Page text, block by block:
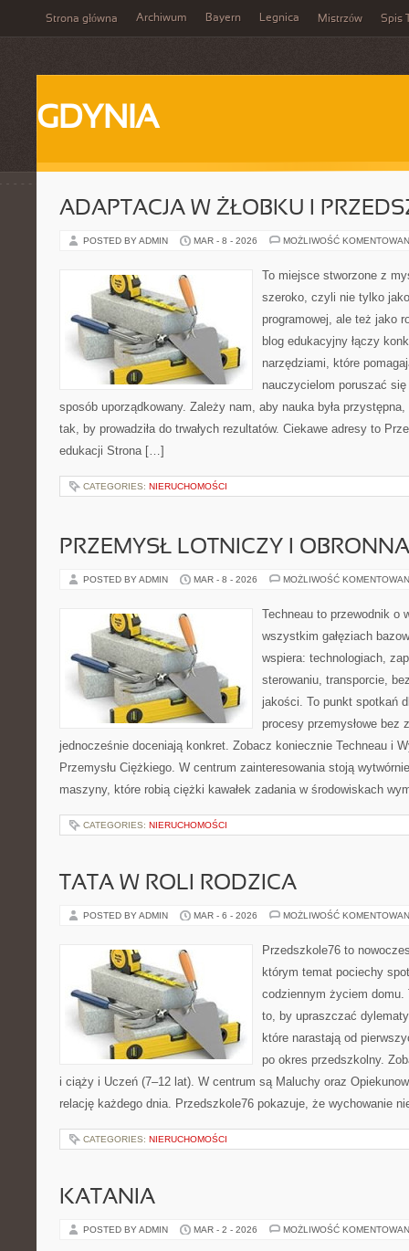
Strona główna Archiwum Bayern Legnica Mistrzów Spis
GDYNIA
ADAPTACJA W ŻŁOBKU I
POSTED BY ADMIN MAR - 8 - 2026 MOŻLIWOŚĆ
To miejsce stworzone z
szeroko, czyli nie tylko
programowej, ale też jako
blog edukacyjny łączy
narzędziami, które
nauczycielom poruszać
sposób uporządkowany. Zależy nam, aby nauka była
tak, by prowadziła do trwałych rezultatów. Ciekawe adresy to
edukacji Strona […]
CATEGORIES: NIERUCHOMOŚCI
PRZEMYSŁ LOTNICZY I
POSTED BY ADMIN MAR - 8 - 2026 MOŻLIWOŚĆ
Techneau to przewodnik o
wszystkim gałęziach
wspiera: technologiach,
sterowaniu, transporcie,
jakości. To punkt spotkań
procesy przemysłowe bez
jednocześnie doceniają konkret. Zobacz koniecznie Techneau i
Przemysłu Ciężkiego. W centrum zainteresowania stoją
maszyny, które robią ciężki kawałek zadania w środowiskach
CATEGORIES: NIERUCHOMOŚCI
TATA W ROLI RODZICA
POSTED BY ADMIN MAR - 6 - 2026 MOŻLIWOŚĆ
Przedszkole76 to
którym temat pociechy
codziennym życiem domu.
to, by upraszczać
które narastają od
po okres przedszkolny.
i ciąży i Uczeń (7–12 lat). W centrum są Maluchy oraz
relację każdego dnia. Przedszkole76 pokazuje, że wychowanie
CATEGORIES: NIERUCHOMOŚCI
KATANIA
POSTED BY ADMIN MAR - 2 - 2026 MOŻLIWOŚĆ